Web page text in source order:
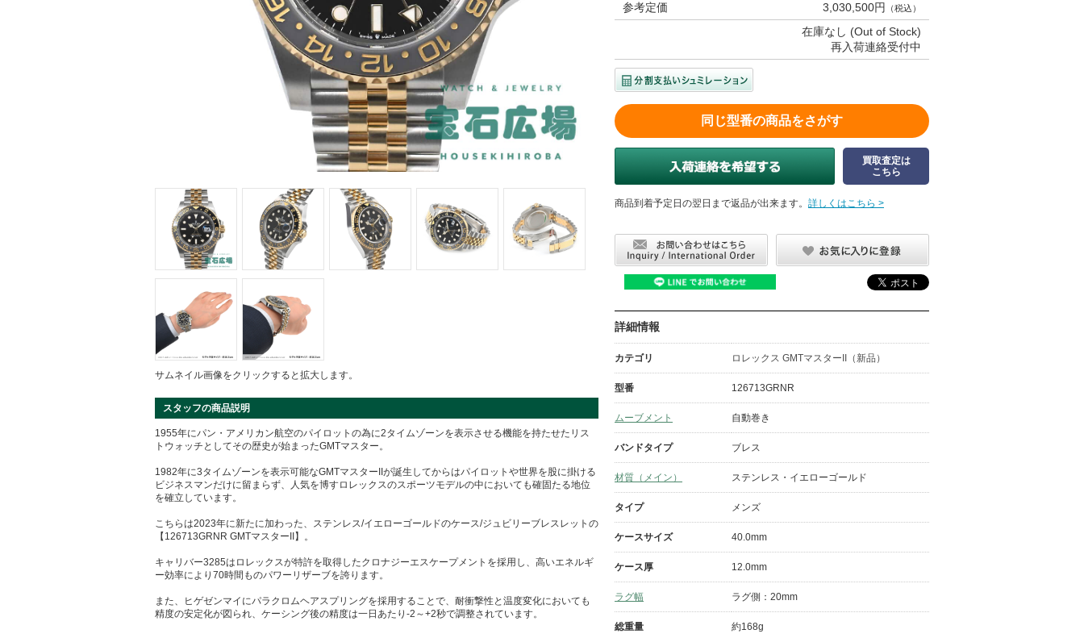
サムネイル画像をクリックすると拡大します。
スタッフの商品説明
1955年にパン・アメリカン航空のパイロットの為に2タイムゾーンを表示させる機能を持たせたリス
トウォッチとしてその歴史が始まったGMTマスター。
1982年に3タイムゾーンを表示可能なGMTマスターIIが誕生してからはパイロットや世界を股に掛ける
ビジネスマンだけに留まらず、人気を博すロレックスのスポーツモデルの中においても確固たる地位
を確立しています。
こちらは2023年に新たに加わった、ステンレス/イエローゴールドのケース/ジュビリーブレスレットの
【126713GRNR GMTマスターII】。
キャリバー3285はロレックスが特許を取得したクロナジーエスケープメントを採用し、高いエネルギ
ー効率により70時間ものパワーリザーブを誇ります。
また、ヒゲゼンマイにパラクロムヘアスプリングを採用することで、耐衝撃性と温度変化においても
精度の安定化が図られ、ケーシング後の精度は一日あたり-2～+2秒で調整されています。
参考定価 3,030,500円 （税込）
在庫なし (Out of Stock)
再入荷連絡受付中
同じ型番の商品をさがす
買取査定は
こちら
商品到着予定日の翌日まで返品が出来ます。 詳しくはこちら >
詳細情報
カテゴリ ロレックス GMTマスターII（新品）
型番 126713GRNR
ムーブメント 自動巻き
バンドタイプ ブレス
材質（メイン） ステンレス・イエローゴールド
タイプ メンズ
ケースサイズ 40.0mm
ケース厚 12.0mm
ラグ幅 ラグ側：20mm
総重量 約168g